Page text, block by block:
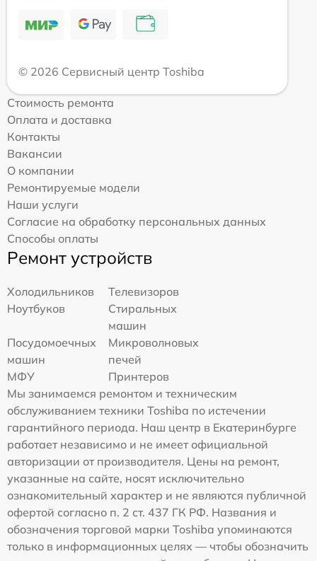
© 2026 Сервисный центр Toshiba
Стоимость ремонта
Оплата и доставка
Контакты
Вакансии
О компании
Ремонтируемые модели
Наши услуги
Согласие на обработку персональных данных
Способы оплаты
Ремонт устройств
Холодильников
Телевизоров
Ноутбуков
Стиральных
машин
Посудомоечных
машин
Микроволновых
печей
МФУ
Принтеров
Мы занимаемся ремонтом и техническим
обслуживанием техники Toshiba по истечении
гарантийного периода. Наш центр в Екатеринбурге
работает независимо и не имеет официальной
авторизации от производителя. Цены на ремонт,
указанные на сайте, носят исключительно
ознакомительный характер и не являются публичной
офертой согласно п. 2 ст. 437 ГК РФ. Названия и
обозначения торговой марки Toshiba упоминаются
только в информационных целях — чтобы обозначить